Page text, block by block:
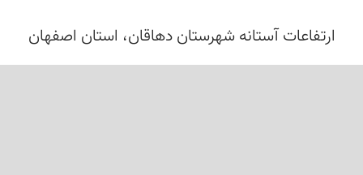
ارتفاعات آستانه شهرستان دهاقان، استان اصفهان